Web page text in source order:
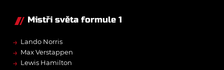
Mistři světa formule 1
→ Lando Norris
→ Max Verstappen
→ Lewis Hamilton